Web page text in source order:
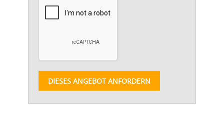
DIESES ANGEBOT ANFORDERN